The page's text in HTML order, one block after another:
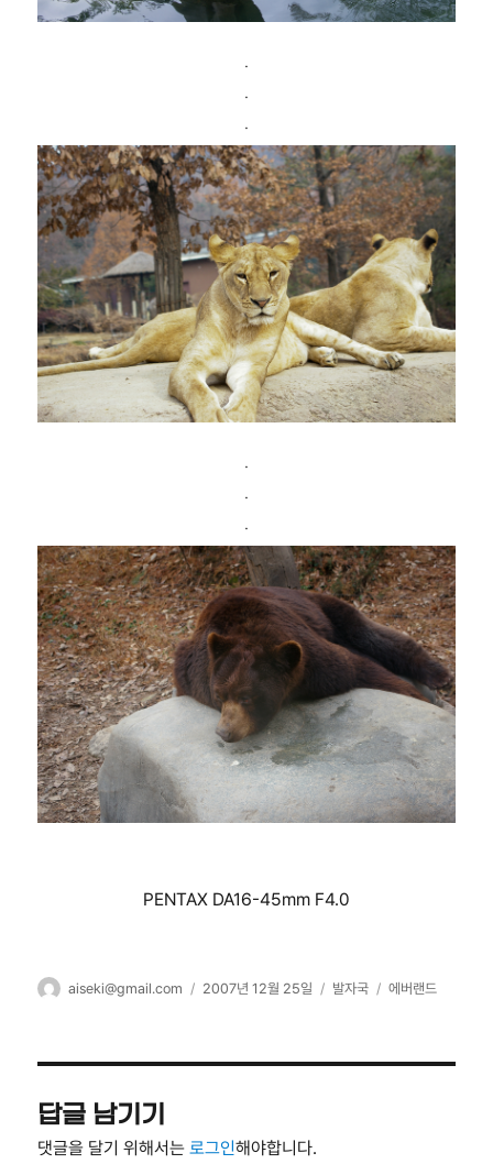
ㆍ
ㆍ
ㆍ
ㆍ
ㆍ
ㆍ
PENTAX DA16-45mm F4.0
글
aiseki@gmail.com
작
2007년 12월 25일
카
발자국
태
에버랜드
답글 남기기
댓글을 달기 위해서는로그인해야합니다.